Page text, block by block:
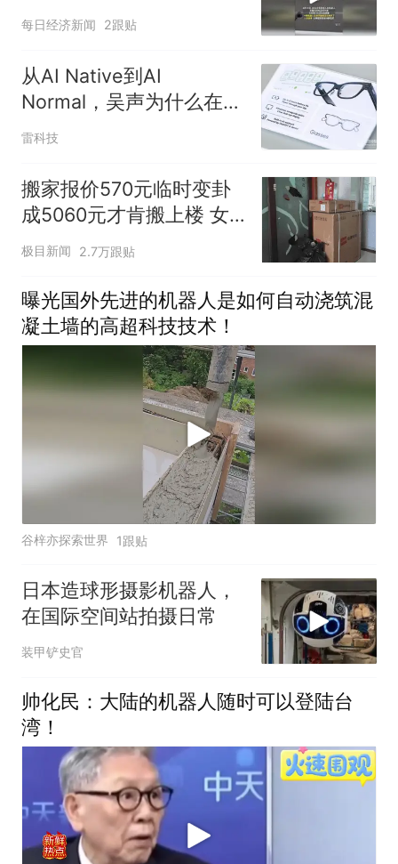
“状况百出”
每日经济新闻 2跟贴
从AI Native到AI
Normal，吴声为什么在香
港盛赞新物种Rokid？
雷科技
搬家报价570元临时变卦
成5060元才肯搬上楼 女
子傻眼
极目新闻 2.7万跟贴
曝光国外先进的机器人是如何自动浇筑混
凝土墙的高超科技技术！
谷梓亦探索世界 1跟贴
日本造球形摄影机器人，
在国际空间站拍摄日常
装甲铲史官
帅化民：大陆的机器人随时可以登陆台
湾！